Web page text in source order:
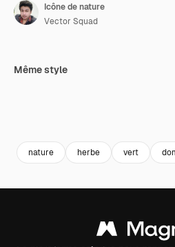
Icône de nature
Vector Squad
Même style
nature herbe vert